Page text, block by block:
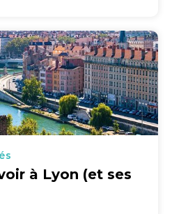
à Lyon (et ses